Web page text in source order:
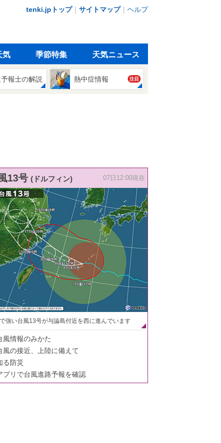
tenki.jpトップ｜ サイトマップ｜ ヘルプ
気 季節特集 天気ニュース
報士の解説 熱中症情報 注目
13号 (ドルフィン) 07日12:00現在
強い台風13号が与論島付近を西に進んでいます
風情報のみかた
風の接近、上陸に備えて
る防災
プリで台風進路予報を確認